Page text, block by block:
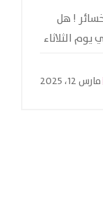
! هل
الثلاثاء
مارس 12، 2025